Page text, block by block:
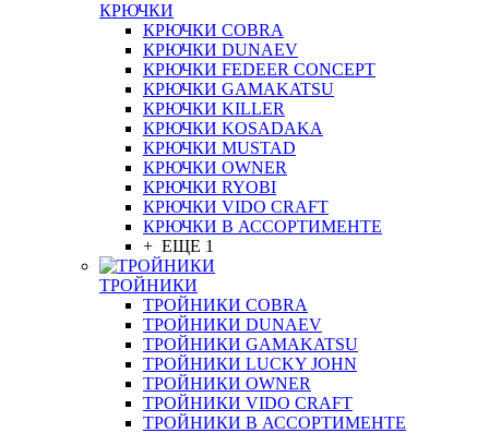
КРЮЧКИ
КРЮЧКИ COBRA
КРЮЧКИ DUNAEV
КРЮЧКИ FEDEER CONCEPT
КРЮЧКИ GAMAKATSU
КРЮЧКИ KILLER
КРЮЧКИ KOSADAKA
КРЮЧКИ MUSTAD
КРЮЧКИ OWNER
КРЮЧКИ RYOBI
КРЮЧКИ VIDO CRAFT
КРЮЧКИ В АССОРТИМЕНТЕ
+ ЕЩЕ 1
ТРОЙНИКИ
ТРОЙНИКИ COBRA
ТРОЙНИКИ DUNAEV
ТРОЙНИКИ GAMAKATSU
ТРОЙНИКИ LUCKY JOHN
ТРОЙНИКИ OWNER
ТРОЙНИКИ VIDO CRAFT
ТРОЙНИКИ В АССОРТИМЕНТЕ